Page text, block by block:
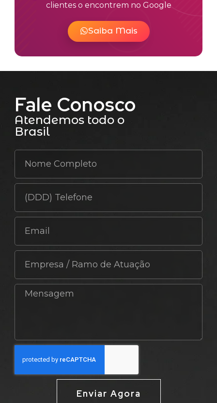
clientes o encontrem no Google
Saiba Mais
Fale Conosco
Atendemos todo o
Brasil
Enviar Agora